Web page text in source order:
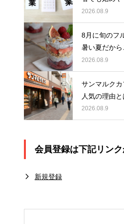
イントを解説
2026.08.9
8月に旬のフ
暑い夏だから
めスイーツ5
2026.08.9
サンマルク
人気の理由
間、おすすめ
2026.08.9
会員登録は下記リンク
新規登録